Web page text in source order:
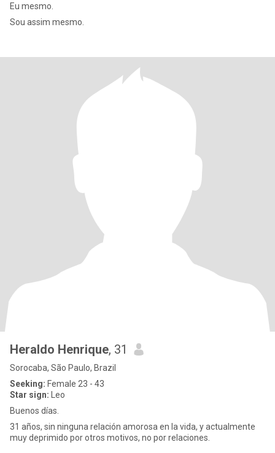
Eu mesmo.
Sou assim mesmo.
Heraldo Henrique, 31
Sorocaba, São Paulo, Brazil
Seeking: Female 23 - 43
Star sign: Leo
Buenos días.
31 años, sin ninguna relación amorosa en la vida, y actualmente
muy deprimido por otros motivos, no por relaciones.